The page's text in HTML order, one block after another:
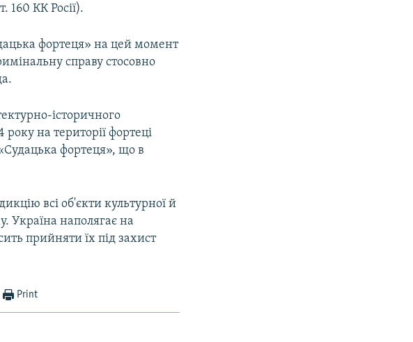
160 КК Росії).
фортеця» на цей момент
справу стосовно
історичного
на території фортеці
фортеця», що в
всі об'єкти культурної й
Україна наполягає на
прийняти їх під захист
Print